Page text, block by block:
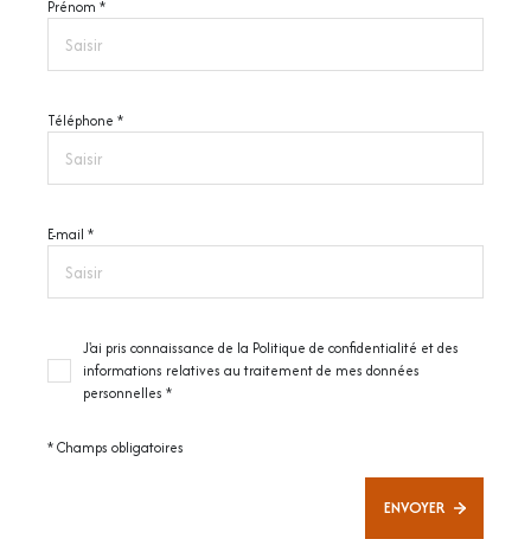
Ce site est protégé par reCAPTCHA, les
Prénom *
Téléphone *
E-mail *
J'ai pris connaissance de la Politique de confidentialité et des
informations relatives au traitement de mes données
personnelles *
* Champs obligatoires
ENVOYER